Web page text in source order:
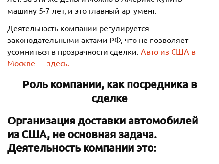
машину 5-7 лет, и это главный аргумент.
Деятельность компании регулируется
законодательными актами РФ, что не позволяет
усомниться в прозрачности сделки. Авто из США в
Москве — здесь.
Роль компании, как посредника в
сделке
Организация доставки автомобилей
из США, не основная задача.
Деятельность компании это: